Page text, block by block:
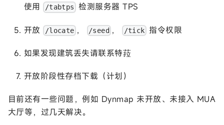
使用 /tabtps 检测服务器 TPS
开放 /locate ， /seed ， /tick 指令权限
如果发现建筑丢失请联系特菈
开放阶段性存档下载（计划）
目前还有一些问题，例如 Dynmap 未开放、未接入 MUA
大厅等，过几天解决。